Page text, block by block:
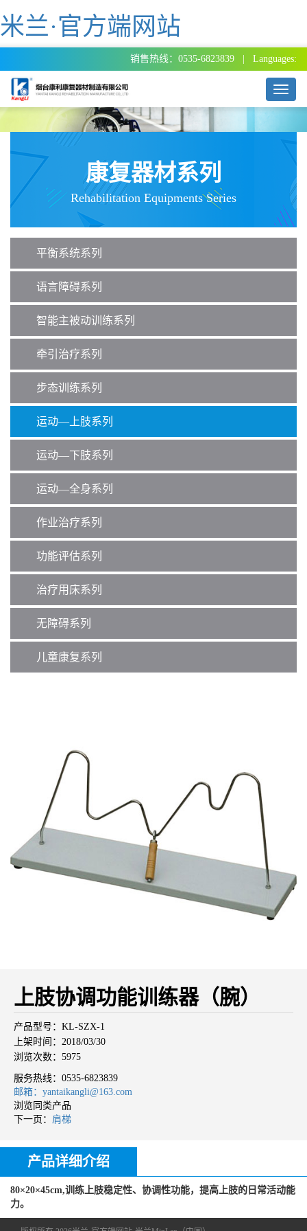
米兰·官方端网站
销售热线：0535-6823839 | Languages:
T
o
g
i
g
i
康复器材系列
Rehabilitation Equipments Series
平衡系统系列
语言障碍系列
智能主被动训练系列
牵引治疗系列
步态训练系列
运动—上肢系列
运动—下肢系列
运动—全身系列
作业治疗系列
功能评估系列
治疗用床系列
无障碍系列
儿童康复系列
上肢协调功能训练器（腕）
产品型号：KL-SZX-1
上架时间：2018/03/30
浏览次数：5975
服务热线： 0535-6823839
邮箱：yantaikangli@163.com
浏览同类产品
下一页： 肩梯
产品详细介绍
80×20×45cm,训练上肢稳定性、协调性功能，提高上肢的日常活动能
力。